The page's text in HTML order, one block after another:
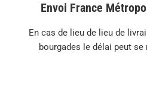
Envoi France
En cas de lieu de lieu de
bourgades le délai peut